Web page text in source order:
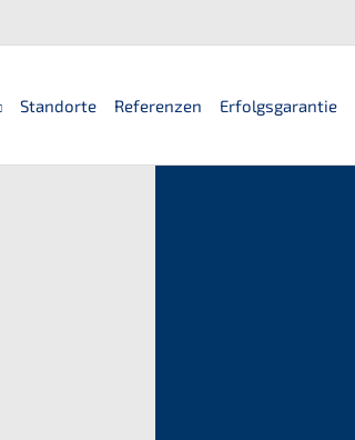
Standorte Referenzen Erfolgsgarantie